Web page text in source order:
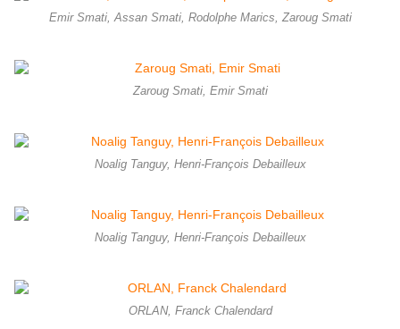
Emir Smati, Assan Smati, Rodolphe Marics, Zaroug Smati
Zaroug Smati, Emir Smati
Noalig Tanguy, Henri-François Debailleux
Noalig Tanguy, Henri-François Debailleux
ORLAN, Franck Chalendard